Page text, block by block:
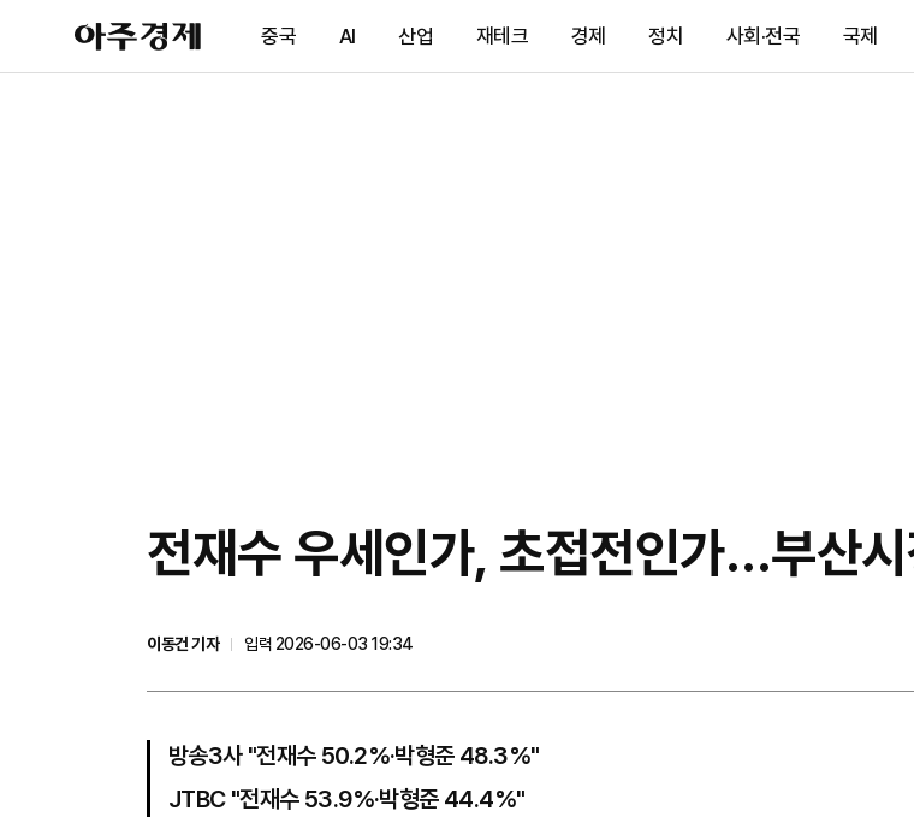
아
주
제
중국 AI 산업 재테크 경제 정치 사회·전국 국제
전재수 우세인가, 초접전인가…부산
이동건 기자
입력 2026-06-03 19:34
방송3사 "전재수 50.2%·박형준 48.3%"
JTBC "전재수 53.9%·박형준 44.4%"